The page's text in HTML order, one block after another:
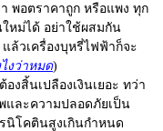
พอตราคาถูก หรือแพง ทุก
หม่ได้ อย่าใช้ผสมกัน
ล้วเครื่องบุหรี่ไฟฟ้าก็จะ
งว่าหมด)
งสิ้นเปลืองเงินเยอะ ทว่า
และความปลอดภัยเป็น
นิโคตินสูงเกินกำหนด